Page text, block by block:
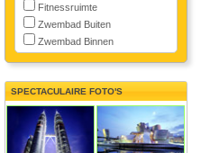
Fitnessruimte
Zwembad Buiten
Zwembad Binnen
SPECTACULAIRE FOTO'S